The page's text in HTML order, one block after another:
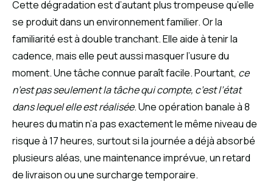
Cette dégradation est d’autant plus trompeuse qu’elle
se produit dans un environnement familier. Or la
familiarité est à double tranchant. Elle aide à tenir la
cadence, mais elle peut aussi masquer l’usure du
moment. Une tâche connue paraît facile. Pourtant, ce
n’est pas seulement la tâche qui compte, c’est l’état
dans lequel elle est réalisée. Une opération banale à 8
heures du matin n’a pas exactement le même niveau de
risque à 17 heures, surtout si la journée a déjà absorbé
plusieurs aléas, une maintenance imprévue, un retard
de livraison ou une surcharge temporaire.